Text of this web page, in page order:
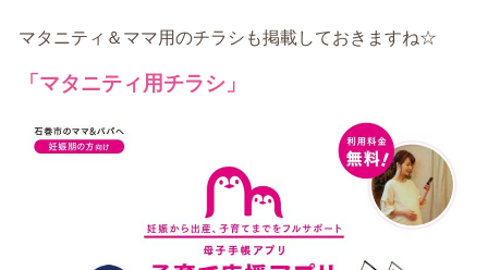
マタニティ＆ママ用のチラシも掲載しておきますね☆
「マタニティ用チラシ」